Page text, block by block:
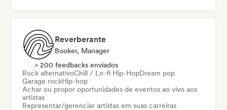
Reverberante
Booker, Manager
> 200 feedbacks enviados
Rock alternativoChill / Lo-fi Hip-HopDream pop
Garage rockHip-hop
Achar ou propor oportunidades de eventos ao vivo aos
artistas
Representar/gerenciar artistas em suas carreiras